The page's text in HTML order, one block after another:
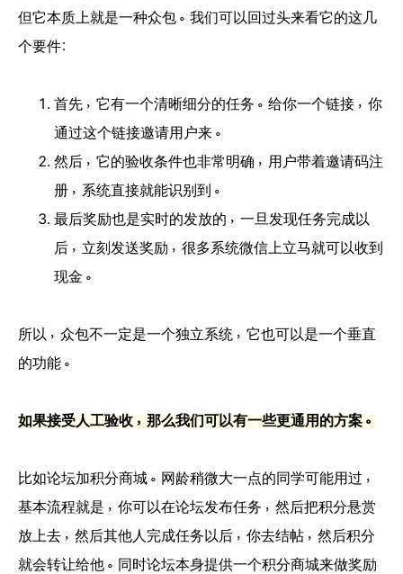
但它本质上就是一种众包。我们可以回过头来看它的这几
个要件：
首先，它有一个清晰细分的任务。给你一个链接，你
通过这个链接邀请用户来。
然后，它的验收条件也非常明确，用户带着邀请码注
册，系统直接就能识别到。
最后奖励也是实时的发放的，一旦发现任务完成以
后，立刻发送奖励，很多系统微信上立马就可以收到
现金。
所以，众包不一定是一个独立系统，它也可以是一个垂直
的功能。
如果接受人工验收，那么我们可以有一些更通用的方案。
比如论坛加积分商城。网龄稍微大一点的同学可能用过，
基本流程就是，你可以在论坛发布任务，然后把积分悬赏
放上去，然后其他人完成任务以后，你去结帖，然后积分
就会转让给他。同时论坛本身提供一个积分商城来做奖励